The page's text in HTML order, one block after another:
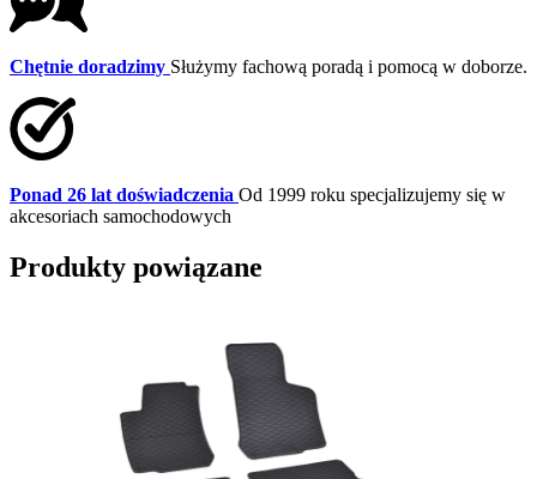
Chętnie doradzimy Służymy fachową poradą i pomocą w doborze.
Ponad 26 lat doświadczenia Od 1999 roku specjalizujemy się w
akcesoriach samochodowych
Produkty powiązane